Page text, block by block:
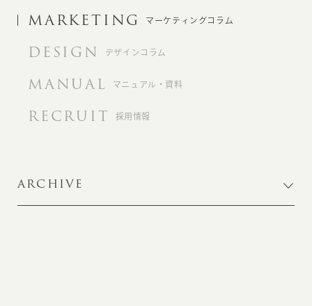
MARKETING マーケティングコラム
DESIGN デザインコラム
MANUAL マニュアル・資料
RECRUIT 採用情報
ARCHIVE